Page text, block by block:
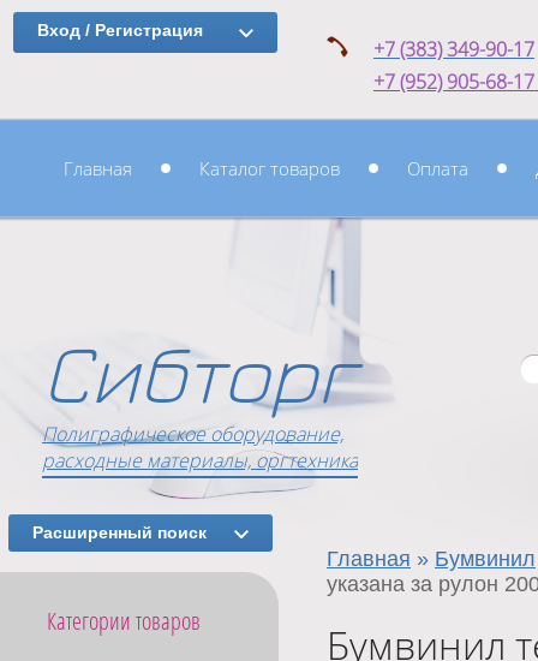
Главная Каталог товаров Оплата
Сибторг
Полиграфическое оборудование,
расходные материалы, оргтехника
+7 (383) 349-90-17
+7 (952) 905-68-17
Вход / Регистрация
Главная » Бумвинил
указана за рулон
Бумвинил
Расширенный поиск
Категории товаров